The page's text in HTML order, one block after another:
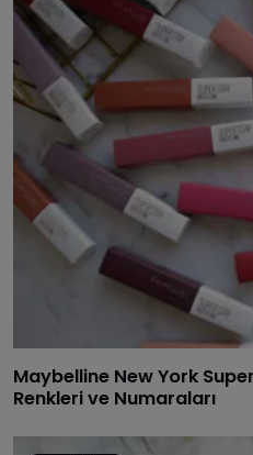
Maybelline New York
Renkleri ve Numaraları